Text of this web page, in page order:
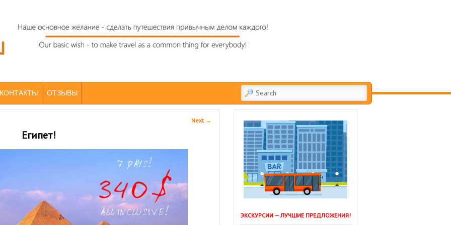
КОНТАКТЫ ОТЗЫВЫ SEARCH
Next →
Египет!
ЭКСКУРСИИ — ЛУЧШИЕ ПРЕДЛОЖЕНИЯ!